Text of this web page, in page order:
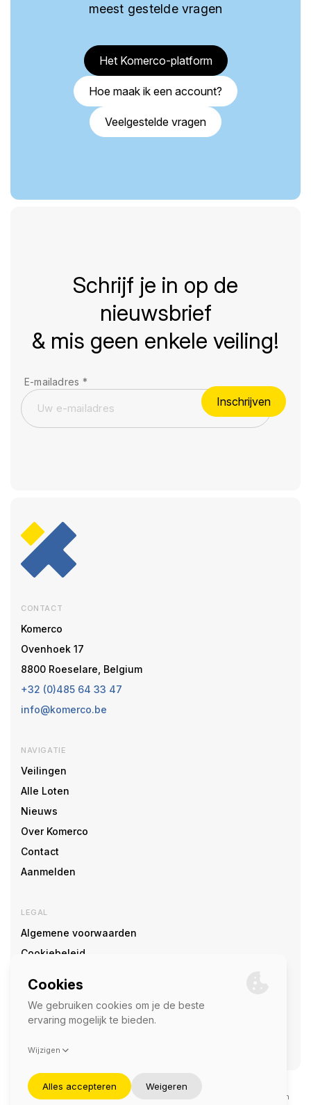
meest gestelde vragen
Het Komerco-platform
Hoe maak ik een account?
Veelgestelde vragen
Schrijf je in op de
nieuwsbrief
& mis geen enkele veiling!
E-mailadres *
Inschrijven
CONTACT
Komerco
Ovenhoek 17
8800 Roeselare, Belgium
+32 (0)485 64 33 47
info@komerco.be
NAVIGATIE
Veilingen
Alle Loten
Nieuws
Over Komerco
Contact
Aanmelden
LEGAL
Algemene voorwaarden
Cookiebeleid
SOCIAL
©2026 — Komerco
Deze site wordt beschermd door reCAPTCHA en het
en